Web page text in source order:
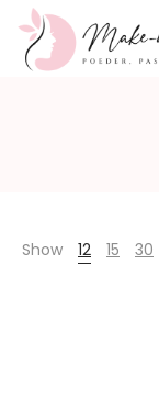
Show 12 15 30